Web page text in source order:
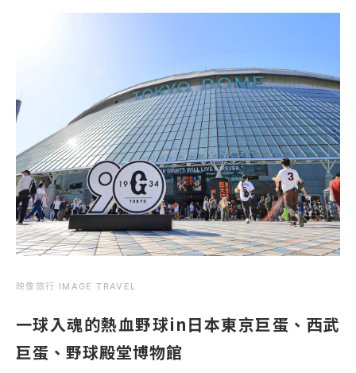
映像旅行 IMAGE TRAVEL
一球入魂的熱血野球in日本東京巨蛋、西武
巨蛋、野球殿堂博物館